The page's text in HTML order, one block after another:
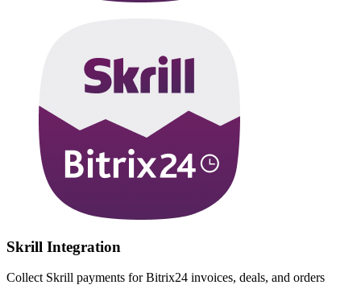
Skrill Integration
Collect Skrill payments for Bitrix24 invoices, deals, and orders